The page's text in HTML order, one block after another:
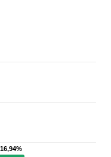
16,94%
16,94%